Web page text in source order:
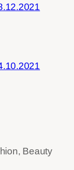
Beauty